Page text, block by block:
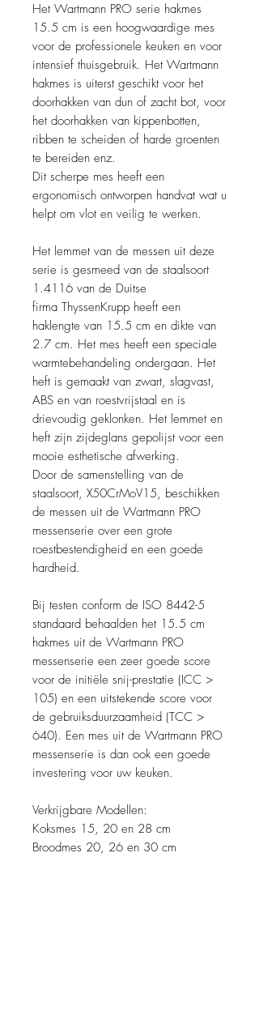
Het Wartmann PRO serie hakmes
15.5 cm is een hoogwaardige mes
voor de professionele keuken en voor
intensief thuisgebruik. Het Wartmann
hakmes is uiterst geschikt voor het
doorhakken van dun of zacht bot, voor
het doorhakken van kippenbotten,
ribben te scheiden of harde groenten
te bereiden enz.
Dit scherpe mes heeft een
ergonomisch ontworpen handvat wat u
helpt om vlot en veilig te werken.
Het lemmet van de messen uit deze
serie is gesmeed van de staalsoort
1.4116 van de Duitse
firma ThyssenKrupp heeft een
haklengte van 15.5 cm en dikte van
2.7 cm. Het mes heeft een speciale
warmtebehandeling ondergaan. Het
heft is gemaakt van zwart, slagvast,
ABS en van roestvrijstaal en is
drievoudig geklonken. Het lemmet en
heft zijn zijdeglans gepolijst voor een
mooie esthetische afwerking.
Door de samenstelling van de
staalsoort, X50CrMoV15, beschikken
de messen uit de Wartmann PRO
messenserie over een grote
roestbestendigheid en een goede
hardheid.
Bij testen conform de ISO 8442-5
standaard behaalden het 15.5 cm
hakmes uit de Wartmann PRO
messenserie een zeer goede score
voor de initiële snij-prestatie (ICC >
105) en een uitstekende score voor
de gebruiksduurzaamheid (TCC >
640). Een mes uit de Wartmann PRO
messenserie is dan ook een goede
investering voor uw keuken.
Verkrijgbare Modellen:
Koksmes 15, 20 en 28 cm
Broodmes 20, 26 en 30 cm